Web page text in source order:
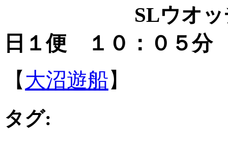
SLウオッチン
日１便 １０：０５分
【大沼遊船】
タグ: